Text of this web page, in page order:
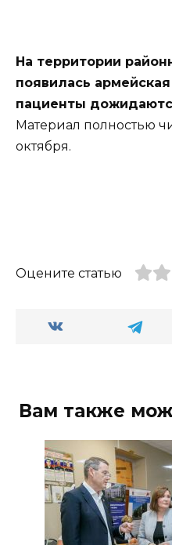
На территории
появилась
пациенты
Материал полностью
октября.
Оцените статью
Вам также